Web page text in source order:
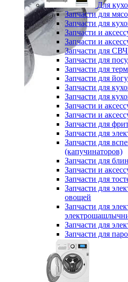
Для
Запчасти для
Запчасти для
Запчасти и
Запчасти и
Запчасти для
Запчасти для
Запчасти для
Запчасти для
Запчасти для
Запчасти для
Запчасти и
Запчасти и
Запчасти для
Запчасти для
Запчасти для
(капучинаторов)
Запчасти для
Запчасти и
Запчасти для
Запчасти для
овощей
Запчасти для
Запчасти для
Запчасти для